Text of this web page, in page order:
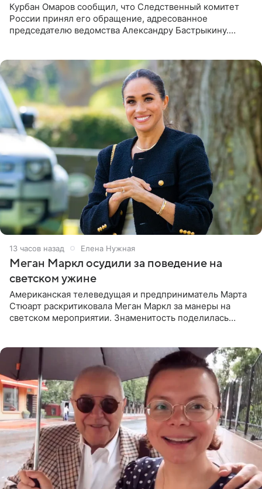
Курбан Омаров сообщил, что Следственный комитет
России принял его обращение, адресованное
председателю ведомства Александру Бастрыкину.
13 часов назад Елена Нужная
Меган Маркл осудили за поведение на
светском ужине
Американская телеведущая и предприниматель Марта
Стюарт раскритиковала Меган Маркл за манеры на
светском мероприятии. Знаменитость поделилась